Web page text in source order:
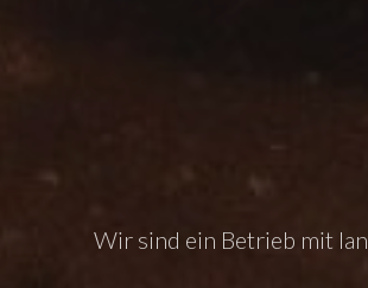
Wir sind ein Betrieb mit